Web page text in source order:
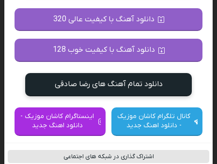
دانلود آهنگ با کیفیت عالی 320
دانلود آهنگ با کیفیت خوب 128
دانلود تمام آهنگ های رضا صادقی
کانال تلگرام کاشان موزیک
- دانلود اهنگ جدید
اینستاگرام کاشان موزیک -
دانلود اهنگ جدید
اشتراک گذاری در شبکه های اجتماعی